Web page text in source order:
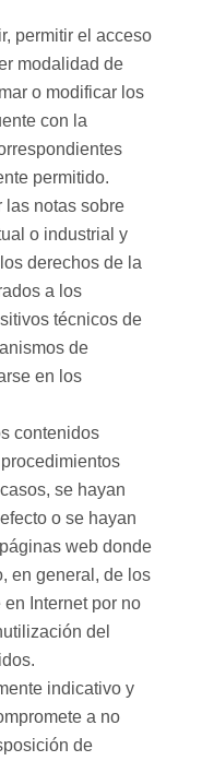
permitir el acceso
modalidad de
o modificar los
con la
permitido.
las notas sobre
o industrial y
derechos de la
a los
técnicos de
de
en los
contenidos
se hayan
o se hayan
web donde
en general, de los
Internet por no
del
indicativo y
a no
de